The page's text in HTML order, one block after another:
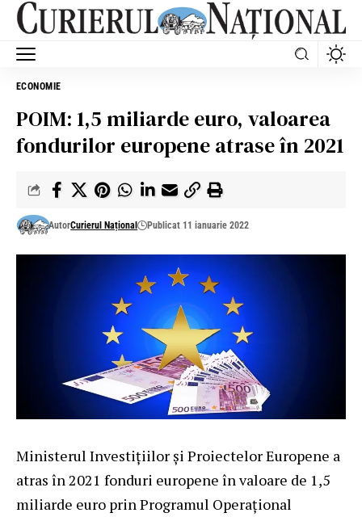
ECONOMIE
POIM: 1,5 miliarde euro, valoarea
fondurilor europene atrase în 2021
AutorCurierul Național Publicat 11 ianuarie 2022
Ministerul Investițiilor și Proiectelor Europene a
atras în 2021 fonduri europene în valoare de 1,5
miliarde euro prin Programul Operațional